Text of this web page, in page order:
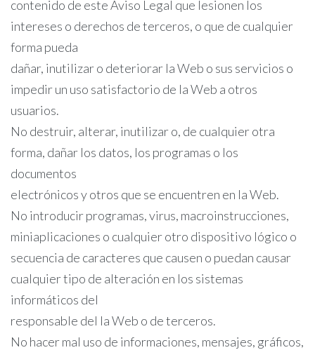
contenido de este Aviso Legal que lesionen los
intereses o derechos de terceros, o que de cualquier
forma pueda
dañar, inutilizar o deteriorar la Web o sus servicios o
impedir un uso satisfactorio de la Web a otros
usuarios.
No destruir, alterar, inutilizar o, de cualquier otra
forma, dañar los datos, los programas o los
documentos
electrónicos y otros que se encuentren en la Web.
No introducir programas, virus, macroinstrucciones,
miniaplicaciones o cualquier otro dispositivo lógico o
secuencia de caracteres que causen o puedan causar
cualquier tipo de alteración en los sistemas
informáticos del
responsable del la Web o de terceros.
No hacer mal uso de informaciones, mensajes, gráficos,